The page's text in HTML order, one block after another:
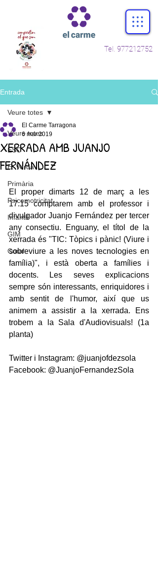
Tel. 977212752
Entrada
Veure totes
ESO
E. Verda
Primària
Psicomotricitat
Infantil
GIM
Coral
Veure totes
XERRADA AMB JUANJO
FERNÁNDEZ
El Carme Tarragona
6 mar 2019
El proper dimarts 12 de març a les
17.15 comptarem amb el professor i
divulgador Juanjo Fernández per tercer
any consectiu. Enguany, el títol de la
xerrada és "TIC: Tòpics i pànic! (Viure i
sobreviure a les noves tecnologies en
família)", i està oberta a famílies i
docents. Les seves explicacions
sempre són interessants, enriquidores i
amb sentit de l'humor, així que us
animem a assistir a la xerrada. Ens
trobem a la Sala d'Audiovisuals! (1a
planta)
Twitter i Instagram: @juanjofdezsola
Facebook: @JuanjoFernandezSola